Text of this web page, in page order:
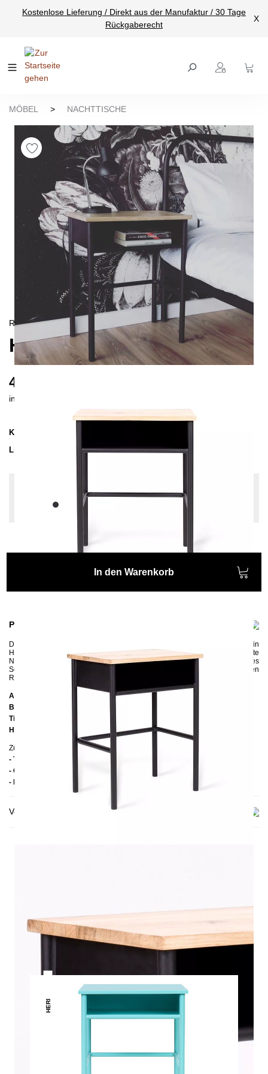
springen
Kostenlose Lieferung / Direkt aus der Manufaktur / 30 Tage
Rückgaberecht
X
MÖBEL > NACHTTISCHE
RETRO
HERI II NACHTTISCH
415 €
inkl. MwSt. inkl. Versandkosten (DE)
Kollektion
Lieferzeit
3-4 Wochen| vsl. 30. Aug - 6. Sep
Konfiguration bearbeiten
Schwarz
In den Warenkorb
Produktinformationen
Der aus Stahl und Eichenholz gefertigte
wird in
Handarbeit gefertigt und überzeugt mit viel Charme. Der pulverbeschichtete
Nachtschrank mit der schönen Tischplatte aus Eiche ist ein wahres
Schmuckstück in jedem Schlafzimmer. HERI II wurde passend zu unseren
Retro-Metallbetten designt, damit der Schlafzimmer perfekt gestaltet wird.
Abmessungen
Breite:
Tiefe:
Höhe:
Zusätzliche Informationen
- Tischplatte: Eiche
- Gestell: Pulverbeschichteter Stahl
- Handmade
Versand & Lieferung
DAS KÖNNTE DIR AUCH
GEFALLEN
HERI